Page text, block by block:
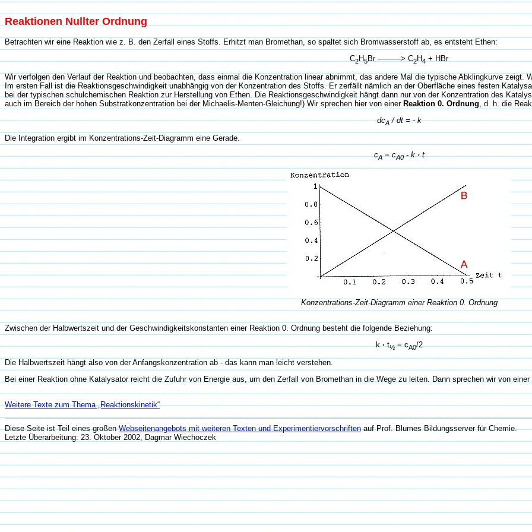
Reaktionen Nullter Ordnung
Betrachten wir eine Reaktion wie z. B. den Zerfall eines Stoffs. Erhitzt man Bromethan, so spaltet sich Bromwasserstoff ab, es entsteht Ethen:
C2H5Br ———> C2H4 + HBr
Wir verfolgen den Verlauf der Reaktion und beobachten, dass einmal die Konzentration linear abnimmt, das andere Mal die typische Abklingkurve zeigt.
Im ersten Fall ist die Reaktionsgeschwindigkeit unabhängig von der Konzentration des Stoffs. Er zerfällt nämlich an der Oberfläche eines festen
bei der typischen schulchemischen Reaktion zur Herstellung von Ethen. Die Reaktionsgeschwindigkeit hängt dann nur von der Konzentration des
auch im Bereich der hohen Substratkonzentration bei der Michaelis-Menten-Gleichung!) Wir sprechen hier von einer Reaktion 0. Ordnung , d. h. die
dcA/ dt = - k
Die Integration ergibt im Konzentrations-Zeit-Diagramm eine Gerade.
cA= cA0- k·t
Konzentrations-Zeit-Diagramm einer Reaktion 0. Ordnung
Zwischen der Halbwertszeit und der Geschwindigkeitskonstanten einer Reaktion 0. Ordnung besteht die folgende Beziehung:
k·t½= cA0/2
Die Halbwertszeit hängt also von der Anfangskonzentration ab - das kann man leicht verstehen.
Bei einer Reaktion ohne Katalysator reicht die Zufuhr von Energie aus, um den Zerfall von Bromethan in die Wege zu leiten. Dann sprechen wir von einer
Weitere Texte zum Thema „Reaktionskinetik“
Diese Seite ist Teil eines großenWebseitenangebots mit weiteren Texten und Experimentiervorschriftenauf Prof. Blumes Bildungsserver für Chemie.
Letzte Überarbeitung: 23. Oktober 2002, Dagmar Wiechoczek